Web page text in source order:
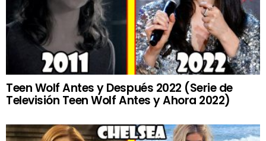
Teen Wolf Antes y Después 2022 (Serie de
Televisión Teen Wolf Antes y Ahora 2022)